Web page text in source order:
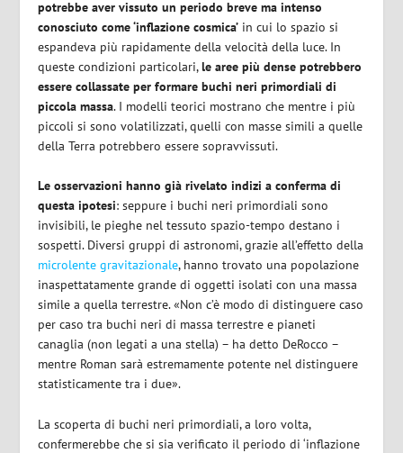
potrebbe aver vissuto un periodo breve ma intenso
conosciuto come ‘inflazione cosmica’ in cui lo spazio si
espandeva più rapidamente della velocità della luce. In
queste condizioni particolari,le aree più dense potrebbero
essere collassate per formare buchi neri primordiali di
piccola massa. I modelli teorici mostrano che mentre i più
piccoli si sono volatilizzati, quelli con masse simili a quelle
della Terra potrebbero essere sopravvissuti.
Le osservazioni hanno già rivelato indizi a conferma di
questa ipotesi: seppure i buchi neri primordiali sono
invisibili, le pieghe nel tessuto spazio-tempo destano i
sospetti. Diversi gruppi di astronomi, grazie all’effetto della
microlente gravitazionale, hanno trovato una popolazione
inaspettatamente grande di oggetti isolati con una massa
simile a quella terrestre. «Non c’è modo di distinguere caso
per caso tra buchi neri di massa terrestre e pianeti
canaglia (non legati a una stella) – ha detto DeRocco –
mentre Roman sarà estremamente potente nel distinguere
statisticamente tra i due».
La scoperta di buchi neri primordiali, a loro volta,
confermerebbe che si sia verificato il periodo di ‘inflazione